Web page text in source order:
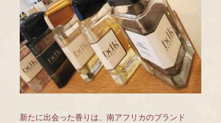
新たに出会った香りは、南アフリカのブランド